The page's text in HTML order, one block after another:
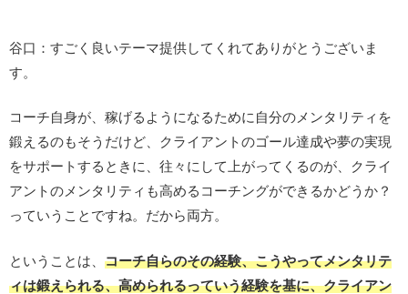
谷口：すごく良いテーマ提供してくれてありがとうございま
す。
コーチ自身が、稼げるようになるために自分のメンタリティを
鍛えるのもそうだけど、クライアントのゴール達成や夢の実現
をサポートするときに、往々にして上がってくるのが、クライ
アントのメンタリティも高めるコーチングができるかどうか？
っていうことですね。だから両方。
ということは、 コーチ自らのその経験、こうやってメンタリテ
ィは鍛えられる、高められるっていう経験を基に、クライアン